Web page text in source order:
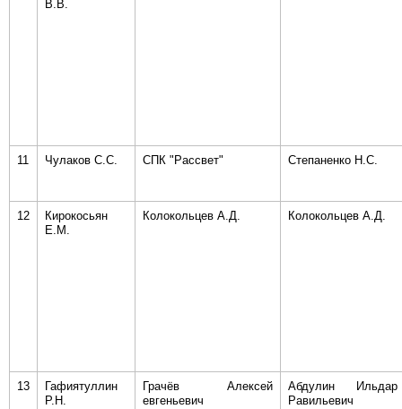
В.В.
11 Чулаков С.С. СПК "Рассвет" Степаненко Н.С.
12
Кирокосьян
Е.М.
Колокольцев А.Д. Колокольцев А.Д.
13
Гафиятуллин
Р.Н.
Грачёв Алексей
евгеньевич
Абдулин Ильдар
Равильевич